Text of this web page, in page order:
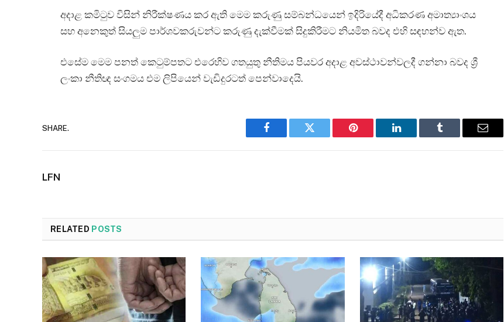
අදාළ කමිටුව විසින් නිරීක්ෂණය කර ඇති මෙම කරුණු සම්බන්ධයෙන් ඉදිරියේදී අධිකරණ අමාත්‍යාංශය
සහ අනෙකුත් සියලුම පාර්ශවකරුවන්ට කරුණු දැක්වීමක් සිදුකිරීමට නියමිත බවද එහි සඳහන්ව ඇත.
එසේම මෙම පනත් කෙටුම්පතට එරෙහිව ගතයුතු නීතිමය පියවර අදාළ අවස්ථාවන්වලදී ගන්නා බවද ශ්‍රී
ලංකා නීතිඥ සංගමය එම ලිපියෙන් වැඩිදුරටත් පෙන්වාදෙයි.
SHARE.
Facebook Twitter Pinterest LinkedIn Tumblr Email
LFN
RELATED POSTS